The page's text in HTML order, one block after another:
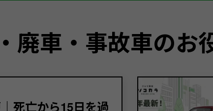
廃車・事故車のお
死亡から15日を過